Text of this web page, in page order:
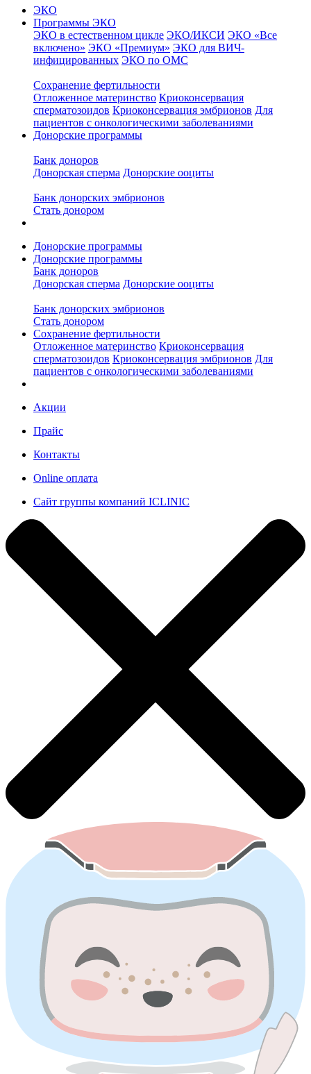
ЭКО
Программы ЭКО
ЭКО в естественном цикле ЭКО/ИКСИ ЭКО «Все
включено» ЭКО «Премиум» ЭКО для ВИЧ-
инфицированных ЭКО по ОМС
Сохранение фертильности
Отложенное материнство Криоконсервация
сперматозоидов Криоконсервация эмбрионов Для
пациентов с онкологическими заболеваниями
Донорские программы
Банк доноров
Донорская сперма Донорские ооциты
Банк донорских эмбрионов
Стать донором
Донорские программы
Донорские программы
Банк доноров
Донорская сперма Донорские ооциты
Банк донорских эмбрионов
Стать донором
Сохранение фертильности
Отложенное материнство Криоконсервация
сперматозоидов Криоконсервация эмбрионов Для
пациентов с онкологическими заболеваниями
Акции
Прайс
Контакты
Online оплата
Сайт группы компаний ICLINIC